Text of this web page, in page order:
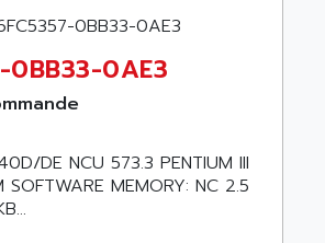
0BB33-0AE3
DE NCU 573.3 PENTIUM III
SOFTWARE MEMORY: NC 2.5